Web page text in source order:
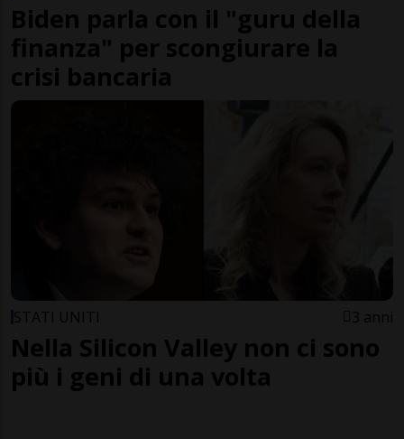
Biden parla con il "guru della
finanza" per scongiurare la
crisi bancaria
STATI UNITI 3 anni
Nella Silicon Valley non ci sono
più i geni di una volta